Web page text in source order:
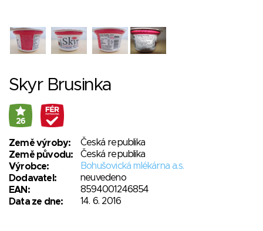
Skyr Brusinka
26
Země výroby:
Česká republika
Země původu:
Česká republika
Výrobce:
Bohušovická mlékárna a.s.
Dodavatel:
neuvedeno
EAN:
8594001246854
Data ze dne:
14. 6. 2016